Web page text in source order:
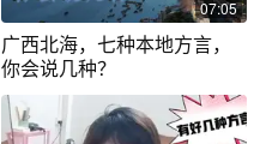
07:05
广西北海，七种本地方言，
你会说几种？